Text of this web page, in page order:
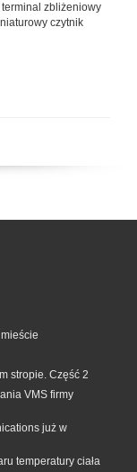
zbliżeniowy
czytnik
stropie. Część 2
VMS firmy
już w
temperatury ciała